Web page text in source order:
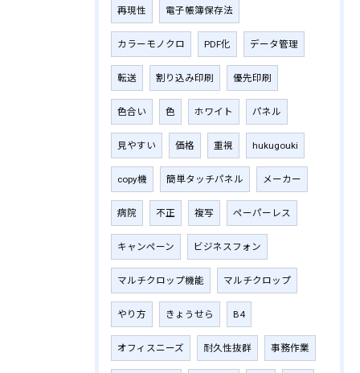
再現性 電子帳簿保存法
カラーモノクロ PDF化 データ管理
転送 割り込み印刷 優先印刷
色合い 色 ホワイト パネル
見やすい 価格 重視 hukugouki
copy機 簡単タッチパネル メーカー
病院 不正 複写 ペーパーレス
キャンペーン ビジネスフォン
マルチクロップ機能 マルチクロップ
やり方 きょうせら B4
オフィスニーズ 耐久性抜群 事務作業